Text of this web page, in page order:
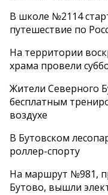
В школе №2114
путешествие по
На территории
храма провели
Жители Северного
бесплатным
воздухе
В Бутовском
роллер-спорту
На маршрут №981,
Бутово, вышли